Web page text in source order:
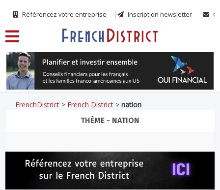
Référencez votre entreprise Inscription newsletter
FrenchDistrict > French District >nation
THÈME - NATION